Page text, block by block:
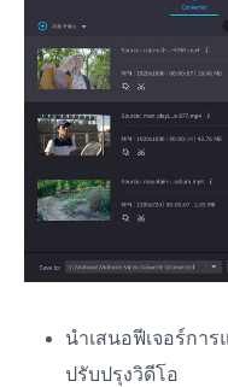
นำเสนอฟีเจอร์กา
ปรับปรุงวิดีโอ